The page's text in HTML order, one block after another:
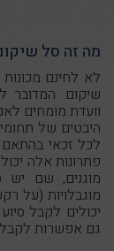
מה זה סל
לא לחינם
שיקום. המדובר
וועדת מומחים
היבטים של
לכל זכאי בהתאם
פתרונות אלה
מוגנים, שם יש
מוגבלויות (על
יכולים לקבל
גם אפשרות לקבל